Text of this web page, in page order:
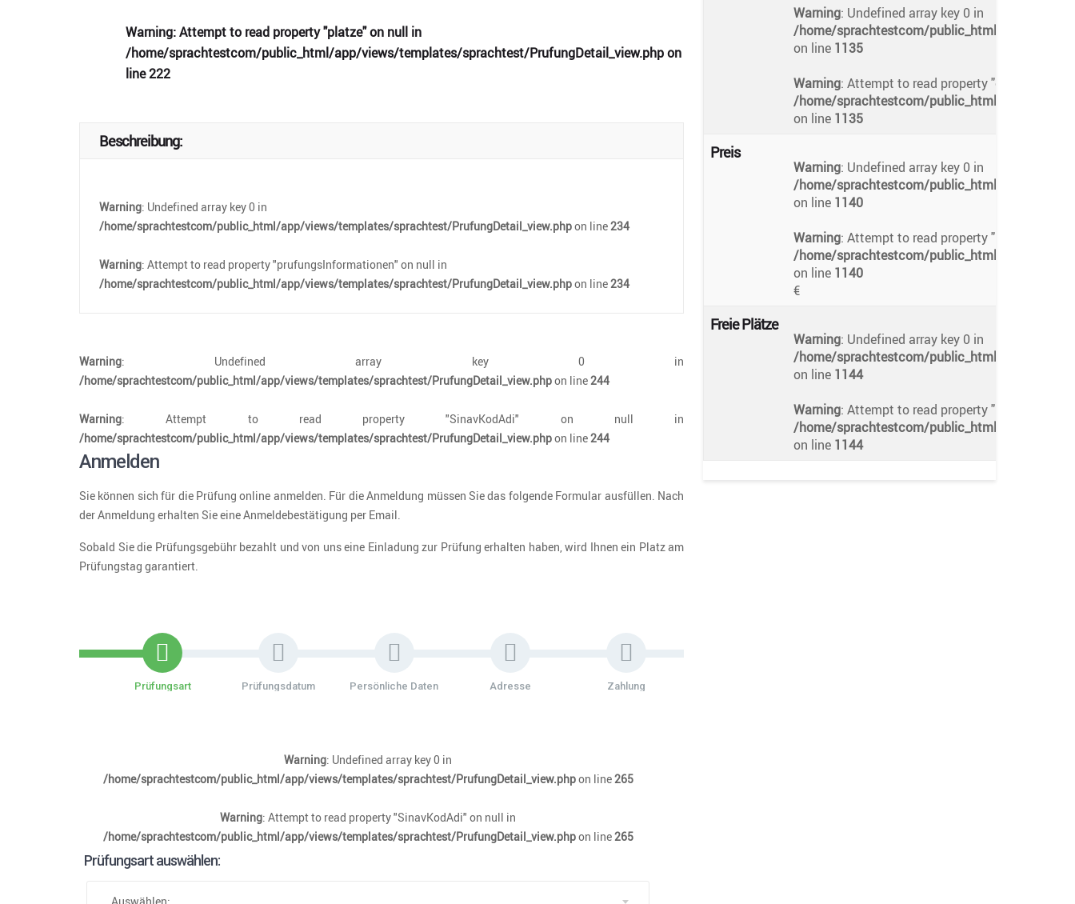
Warning: Attempt to read property "platze" on null in
/home/sprachtestcom/public_html/app/views/templates/sprachtest/PrufungDetail_view.phpon
line222
Beschreibung:
Warning: Undefined array key 0 in
/home/sprachtestcom/public_html/app/views/templates/sprachtest/PrufungDetail_view.phpon line234
Warning: Attempt to read property "prufungsInformationen" on null in
/home/sprachtestcom/public_html/app/views/templates/sprachtest/PrufungDetail_view.phpon line234
Warning: Undefined array key 0 in
/home/sprachtestcom/public_html/app/views/templates/sprachtest/PrufungDetail_view.phpon line244
Warning: Attempt to read property "SinavKodAdi" on null in
/home/sprachtestcom/public_html/app/views/templates/sprachtest/PrufungDetail_view.phpon line244
Anmelden
Sie können sich für die Prüfung online anmelden. Für die Anmeldung müssen Sie das folgende Formular ausfüllen. Nach
der Anmeldung erhalten Sie eine Anmeldebestätigung per Email.
Sobald Sie die Prüfungsgebühr bezahlt und von uns eine Einladung zur Prüfung erhalten haben, wird Ihnen ein Platz am
Prüfungstag garantiert.
Prüfungsart Prüfungsdatum Persönliche Daten Adresse Zahlung
Warning : Undefined array key 0 in
/home/sprachtestcom/public_html/app/views/templates/sprachtest/PrufungDetail_view.phpon line265
Warning : Attempt to read property "SinavKodAdi" on null in
/home/sprachtestcom/public_html/app/views/templates/sprachtest/PrufungDetail_view.phpon line265
Prüfungsart auswählen:
Warning: Undefined array key 0 in
/home/sprachtestcom/public_html/app/views/
on line 1135
Warning: Attempt to read property
/home/sprachtestcom/public_html/app/views/
on line 1135
Preis
Warning: Undefined array key 0 in
/home/sprachtestcom/public_html/app/views/
on line 1140
Warning: Attempt to read property "preis" on null
/home/sprachtestcom/public_html/app/views/
on line 1140
€
Freie Plätze
Warning: Undefined array key 0 in
/home/sprachtestcom/public_html/app/views/
on line 1144
Warning: Attempt to read property "platze" on
/home/sprachtestcom/public_html/app/views/
on line 1144